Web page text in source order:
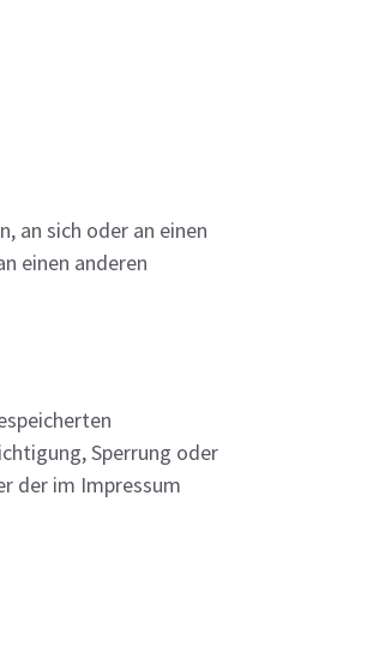
an sich oder an einen
einen anderen
Sperrung oder
der im Impressum